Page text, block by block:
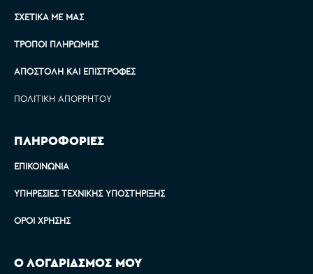
ΣΧΕΤΙΚΆ ΜΕ ΜΑΣ
ΤΡΌΠΟΙ ΠΛΗΡΩΜΉΣ
ΑΠΟΣΤΟΛΉ ΚΑΙ ΕΠΙΣΤΡΟΦΈΣ
ΠΟΛΙΤΙΚΉ ΑΠΟΡΡΉΤΟΥ
ΠΛΗΡΟΦΟΡΙΕΣ
ΕΠΙΚΟΙΝΩΝΊΑ
ΥΠΗΡΕΣΊΕΣ ΤΕΧΝΙΚΉΣ ΥΠΟΣΤΉΡΙΞΗΣ
ΌΡΟΙ ΧΡΉΣΗΣ
Ο ΛΟΓΑΡΙΑΣΜΟΣ ΜΟΥ